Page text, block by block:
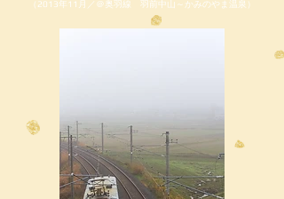
（2013年11月／＠奥羽線 羽前中山～かみのやま温泉）